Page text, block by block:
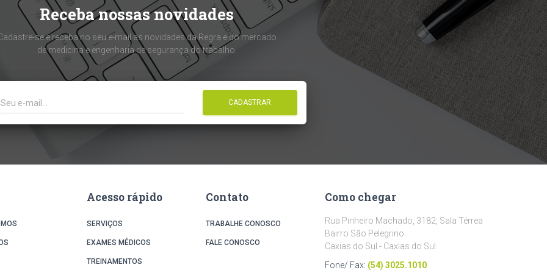
Receba nossas novidades
se e receba no seu e-mail as novidades da Regra e do mercado
de medicina e engenharia de segurança do trabalho.
CADASTRAR
Acesso rápido
SERVIÇOS
EXAMES MÉDICOS
TREINAMENTOS
Contato
TRABALHE CONOSCO
FALE CONOSCO
Como chegar
Rua Pinheiro Machado, 3182, Sala Térrea
Bairro São Pelegrino
Caxias do Sul - Caxias do Sul
Fone/ Fax: (54) 3025.1010